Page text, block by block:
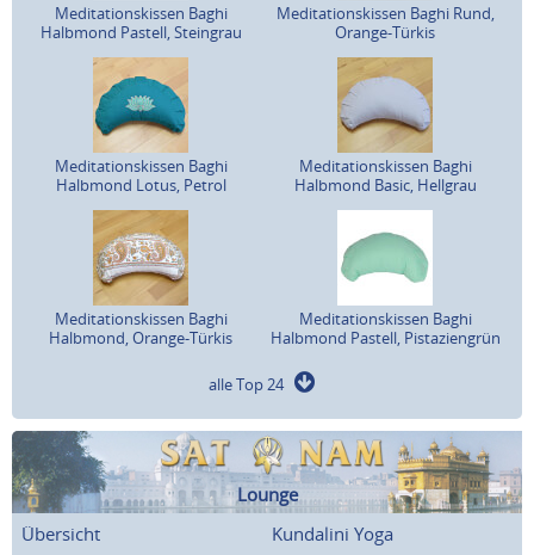
Meditationskissen Baghi
Halbmond Pastell, Steingrau
Meditationskissen Baghi Rund,
Orange-Türkis
Meditationskissen Baghi
Halbmond Lotus, Petrol
Meditationskissen Baghi
Halbmond Basic, Hellgrau
Meditationskissen Baghi
Halbmond, Orange-Türkis
Meditationskissen Baghi
Halbmond Pastell, Pistaziengrün
alle Top 24
Lounge
Übersicht
Kundalini Yoga